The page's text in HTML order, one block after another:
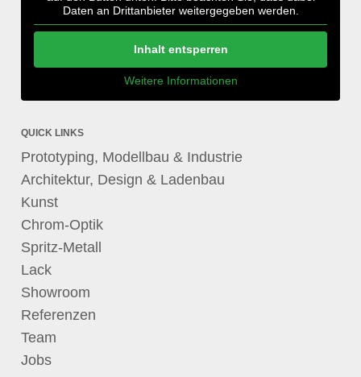
Daten an Drittanbieter weitergegeben werden.
Inhalt entsperren
Weitere Informationen
QUICK LINKS
Prototyping, Modellbau & Industrie
Architektur, Design & Ladenbau
Kunst
Chrom-Optik
Spritz-Metall
Lack
Showroom
Referenzen
Team
Jobs